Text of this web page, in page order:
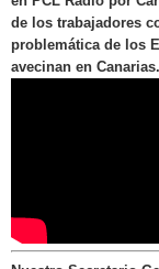
de los trabajadores
problemática de los
avecinan en Canarias.